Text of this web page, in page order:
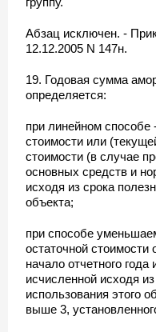
Абзац исключен. -
12.12.2005 N 147н.
19. Годовая сумма
определяется:
при линейном способе
стоимости или
стоимости (в случае
основных средств и
исходя из срока
объекта;
при способе
остаточной стоимости
начало отчетного
исчисленной исходя
использования этого
выше 3,